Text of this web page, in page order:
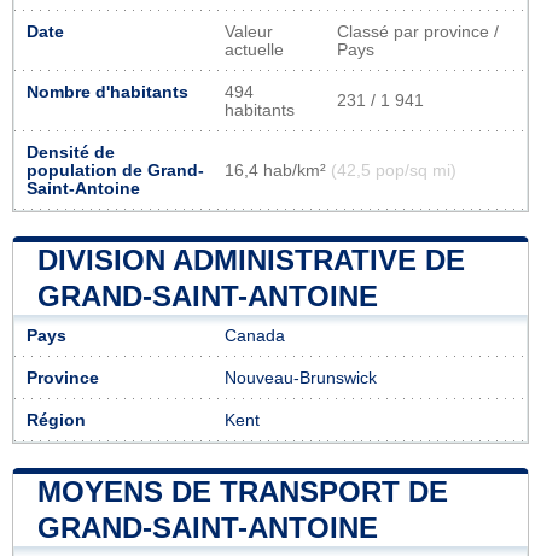
Date
Valeur
actuelle
Classé par province /
Pays
Nombre d'habitants
494
habitants
231 / 1 941
Densité de
population de Grand-
Saint-Antoine
16,4 hab/km² (42,5 pop/sq mi)
DIVISION ADMINISTRATIVE DE
GRAND-SAINT-ANTOINE
Pays Canada
Province Nouveau-Brunswick
Région Kent
MOYENS DE TRANSPORT DE
GRAND-SAINT-ANTOINE